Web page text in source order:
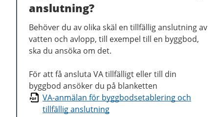
anslutning?
Behöver du av olika skäl en tillfällig anslutning av
vatten och avlopp, till exempel till en byggbod,
ska du ansöka om det.
För att få ansluta VA tillfälligt eller till din
byggbod ansöker du på blanketten
VA-anmälan för byggbodsetablering och
tillfällig anslutning